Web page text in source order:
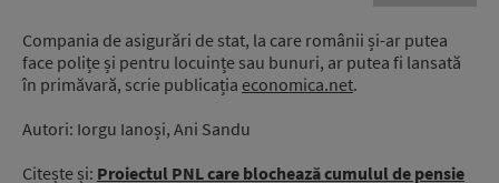
Compania de asigurări de stat, la care românii și-ar putea
face polițe și pentru locuințe sau bunuri, ar putea fi lansată
în primăvară, scrie publicația economica.net.
Autori: Iorgu Ianoși, Ani Sandu
Citește și: Proiectul PNL care blochează cumulul de pensie